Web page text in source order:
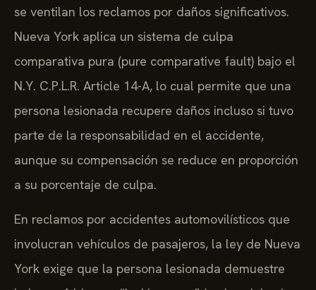
se ventilan los reclamos por daños significativos.
Nueva York aplica un sistema de culpa
comparativa pura (pure comparative fault) bajo el
N.Y. C.P.L.R. Article 14-A, lo cual permite que una
persona lesionada recupere daños incluso si tuvo
parte de la responsabilidad en el accidente,
aunque su compensación se reduce en proporción
a su porcentaje de culpa.
En reclamos por accidentes automovilísticos que
involucran vehículos de pasajeros, la ley de Nueva
York exige que la persona lesionada demuestre